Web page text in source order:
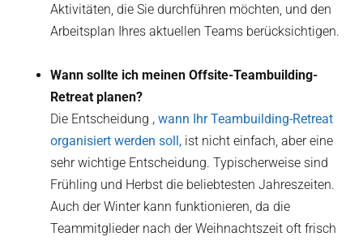
Aktivitäten, die Sie durchführen möchten, und den
Arbeitsplan Ihres aktuellen Teams berücksichtigen.
Wann sollte ich meinen Offsite-Teambuilding-
Retreat planen?
Die Entscheidung , wann Ihr Teambuilding-Retreat
organisiert werden soll, ist nicht einfach, aber eine
sehr wichtige Entscheidung. Typischerweise sind
Frühling und Herbst die beliebtesten Jahreszeiten.
Auch der Winter kann funktionieren, da die
Teammitglieder nach der Weihnachtszeit oft frisch